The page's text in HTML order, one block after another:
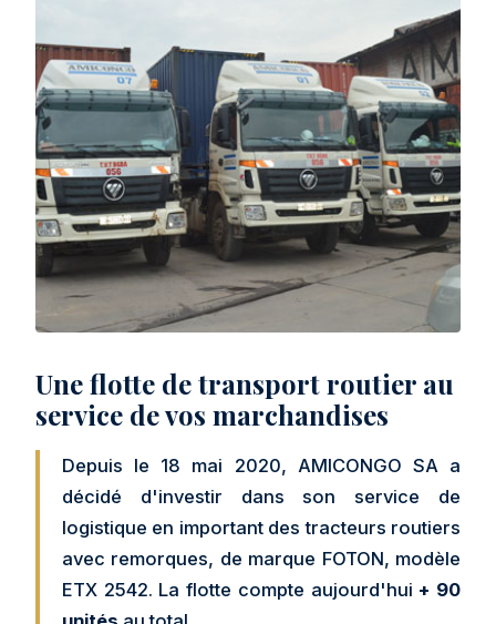
Une flotte de transport routier au
service de vos marchandises
Depuis le 18 mai 2020, AMICONGO SA a
décidé d'investir dans son service de
logistique en important des tracteurs routiers
avec remorques, de marque FOTON, modèle
ETX 2542. La flotte compte aujourd'hui + 90